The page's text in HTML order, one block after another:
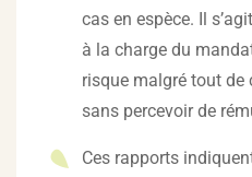
cas en espèce. Il
à la charge du
risque malgré tout de
sans percevoir de
Ces rapports